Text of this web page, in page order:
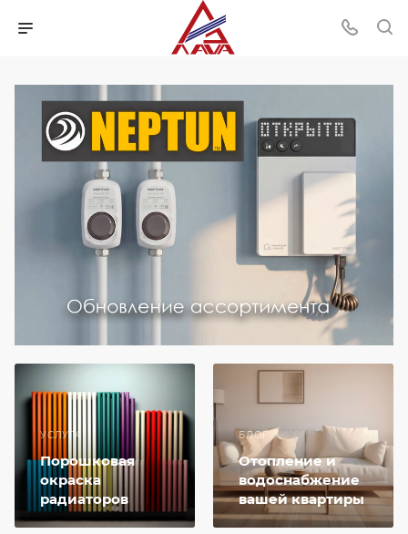
УСЛУГА
Порошковая
окраска
радиаторов
БЛОГ
Отопление и
водоснабжение
вашей квартиры